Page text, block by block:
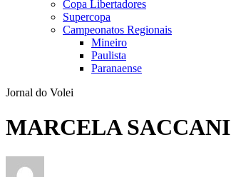
Copa Libertadores
Supercopa
Campeonatos Regionais
Mineiro
Paulista
Paranaense
Jornal do Volei
MARCELA SACCANI